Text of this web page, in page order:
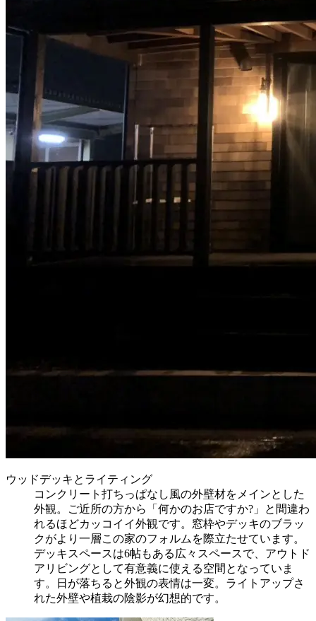
ウッドデッキとライティング
コンクリート打ちっぱなし風の外壁材をメインとした
外観。ご近所の方から 「何かのお店ですか?」と間違わ
れるほど カッコイイ外観です。窓枠やデッキのブラッ
クがより一層この家のフォルムを際立たせています。
デッキスペースは6帖もある広々スペースで、アウトド
アリビングとして有意義に使える空間となっていま
す。日が落ちると外観の表情は一変。ライトアップさ
れた外壁や植栽の陰影が幻想的です。